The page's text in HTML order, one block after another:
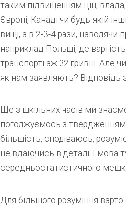
таким підвищенням цін,
Європі, Канаді чи будь-якій
вищі, а в 2-3-4 рази, наводячи
наприклад Польщі, де
транспорті аж 32 гривні. Але
як нам заявляють? Відповідь
Ще з шкільних часів ми
погоджуємось з
більшість, сподіваюсь,
не вдаючись в деталі. І мова
середньостатистичного
Для більшого розуміння